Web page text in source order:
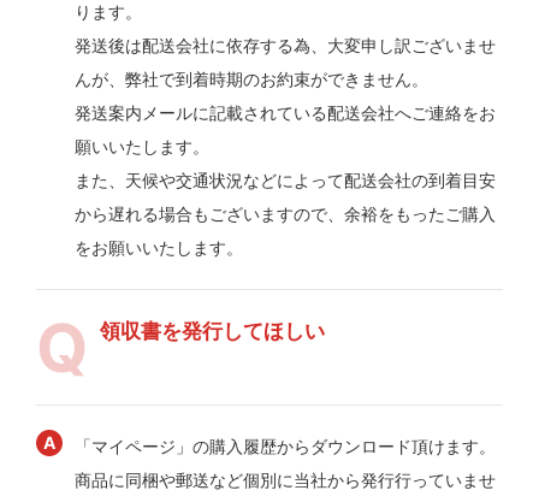
ります。
発送後は配送会社に依存する為、大変申し訳ございませ
んが、弊社で到着時期のお約束ができません。
発送案内メールに記載されている配送会社へご連絡をお
願いいたします。
また、天候や交通状況などによって配送会社の到着目安
から遅れる場合もございますので、余裕をもったご購入
をお願いいたします。
領収書を発行してほしい
「マイページ」の購入履歴からダウンロード頂けます。
商品に同梱や郵送など個別に当社から発行行っていませ